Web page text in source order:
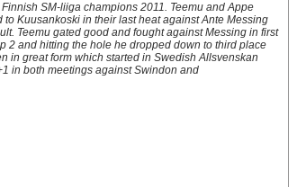
SM-liiga champions 2011. Teemu and Appe
Kuusankoski in their last heat against Ante Messing
Teemu gated good and fought against Messing in first
2 and hitting the hole he dropped down to third place
in great form which started in Swedish Allsvenskan
in both meetings against Swindon and